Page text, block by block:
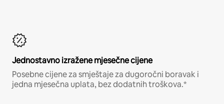
Jednostavno izražene mjesečne cijene
Posebne cijene za smještaje za dugoročni boravak i
jedna mjesečna uplata, bez dodatnih troškova.*